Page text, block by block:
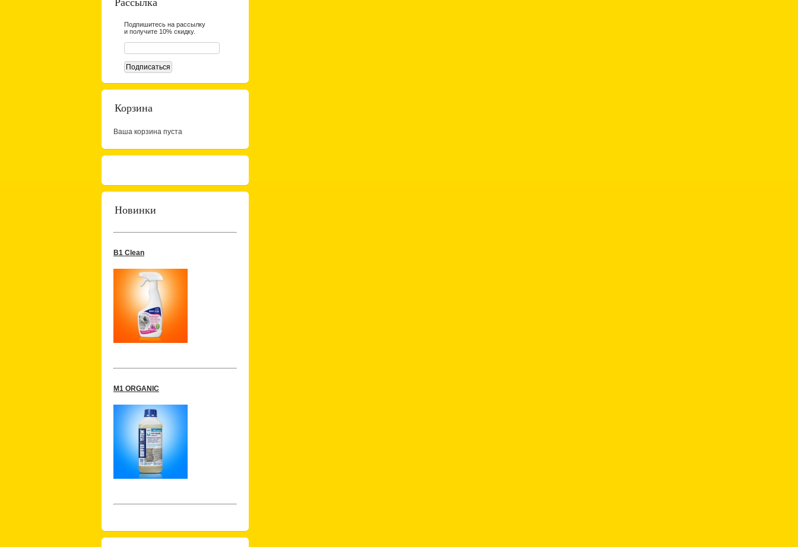
Рассылка
Подпишитесь на рассылку
и получите 10% скидку.
Корзина
Ваша корзина пуста
Новинки
B1 Clean
M1 ORGANIC